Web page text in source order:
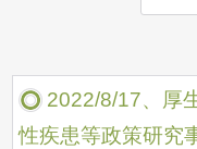
2022/8/17、厚
性疾患等政策研究